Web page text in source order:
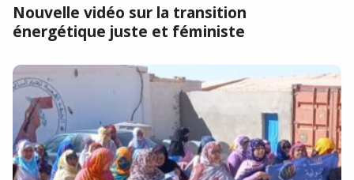
Nouvelle vidéo sur la transition
énergétique juste et féministe